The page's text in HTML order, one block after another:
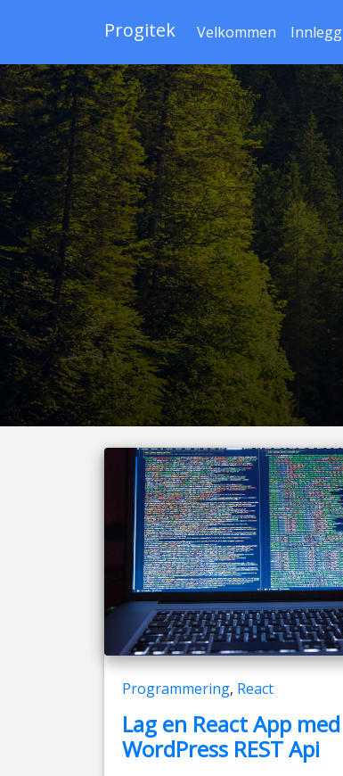
Progitek Velkommen Innlegg
Programmering, React
Lag en React App med
WordPress REST Api